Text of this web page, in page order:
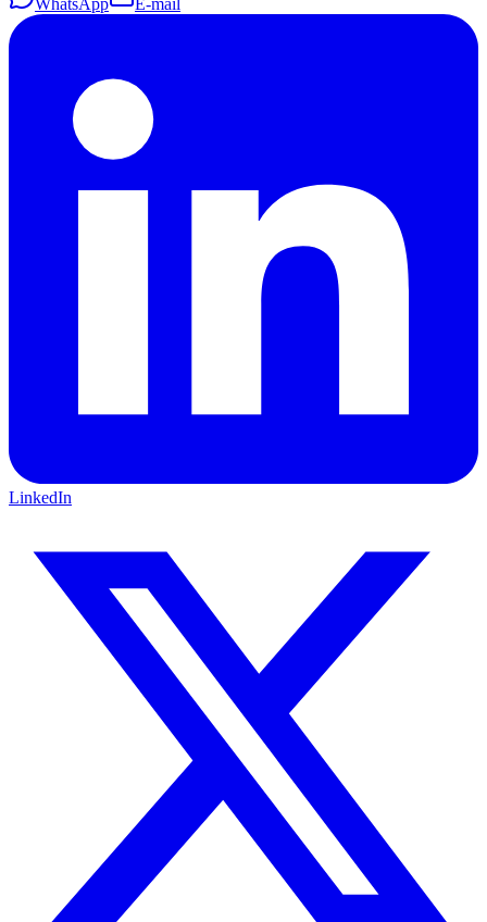
WhatsApp E-mail
LinkedIn